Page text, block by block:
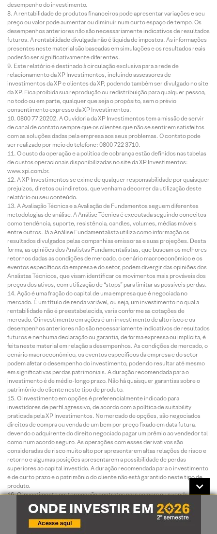
desempenho do investimento.
A rentabilidade de produtos financeiros pode apresentar variações e seu
preço ou valor pode aumentar ou diminuir num curto espaço de tempo. Os
desempenhos anteriores não são necessariamente indicativos de resultados
futuros. A rentabilidade divulgada não é líquida de impostos. As informações
presentes neste material são baseadas em simulações e os resultados reais
poderão ser significativamente diferentes.
Este relatório é destinado à circulação exclusiva para a rede de
relacionamento da XP Investimentos, incluindo assessores de
investimentos da XP e clientes da XP, podendo também ser divulgado no site
da XP. Fica proibida sua reprodução ou redistribuição para qualquer pessoa,
no todo ou em parte, qualquer que seja o propósito, sem o prévio
consentimento expresso da XP Investimentos.
0800 77 20202. A Ouvidoria da XP Investimentos tem a missão de servir
de canal de contato sempre que os clientes que não se sentirem satisfeitos
com as soluções dadas pela empresa aos seus problemas. O contato pode
ser realizado por meio do telefone: 0800 722 3710.
O custo da operação e a política de cobrança estão definidos nas tabelas
de custos operacionais disponibilizadas no site da XP Investimentos:
www.xpi.com.br.
A XP Investimentos se exime de qualquer responsabilidade por quaisquer
prejuízos, diretos ou indiretos, que venham a decorrer da utilização deste
relatório ou seu conteúdo.
A Avaliação Técnica e a Avaliação de Fundamentos seguem diferentes
metodologias de análise. A Análise Técnica é executada seguindo conceitos
como tendência, suporte, resistência, candles, volumes, médias móveis
entre outros. Já a Análise Fundamentalista utiliza como informação os
resultados divulgados pelas companhias emissoras e suas projeções. Desta
forma, as opiniões dos Analistas Fundamentalistas, que buscam os melhores
retornos dadas as condições de mercado, o cenário macroeconômico e os
eventos específicos da empresa e do setor, podem divergir das opiniões dos
Analistas Técnicos, que visam identificar os movimentos mais prováveis dos
preços dos ativos, com utilização de “stops” para limitar as possíveis perdas.
Ação é uma fração do capital de uma empresa que é negociada no
mercado. É um título de renda variável, ou seja, um investimento no qual a
rentabilidade não é preestabelecida, varia conforme as cotações de
mercado. O investimento em ações é um investimento de alto risco e os
desempenhos anteriores não são necessariamente indicativos de resultados
futuros e nenhuma declaração ou garantia, de forma expressa ou implícita, é
feita neste material em relação a desempenhos. As condições de mercado, o
cenário macroeconômico, os eventos específicos da empresa e do setor
podem afetar o desempenho do investimento, podendo resultar até mesmo
em significativas perdas patrimoniais. A duração recomendada para o
investimento é de médio-longo prazo. Não há quaisquer garantias sobre o
patrimônio do cliente neste tipo de produto.
O investimento em opções é preferencialmente indicado para
investidores de perfil agressivo, de acordo com a política de suitability
praticada pela XP Investimentos. No mercado de opções, são negociados
direitos de compra ou venda de um bem por preço fixado em data futura,
devendo o adquirente do direito negociado pagar um prêmio ao vendedor tal
como num acordo seguro. As operações com esses derivativos são
consideradas de risco muito alto por apresentarem altas relações de risco e
retorno e algumas posições apresentarem a possibilidade de perdas
superiores ao capital investido. A duração recomendada para o investimento
é de curto prazo e o patrimônio do cliente não está garantido neste tipo de
produto.
O investimento em termos são contratos para compra ou a venda de uma
determinada quantidade de ações, a um preço fixado, para liquidação em
prazo determinado. O prazo do contrato a Termo é livremente escolhido
pelos investidores, obedecendo o prazo mínimo de 16 dias e máximo de 999
dias corridos. O preço será o valor da ação adicionado de uma parcela